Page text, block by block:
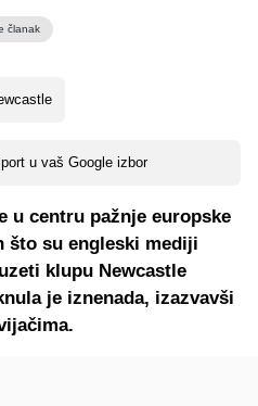
članak
u vaš Google izbor
u centru pažnje europske
što su engleski mediji
klupu Newcastle
je iznenada, izazvavši